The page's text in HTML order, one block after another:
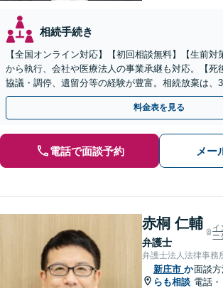
相続手続き
【全国オンライン対応】【初回相談無料】【生前対
から執行、会社や医療法人の事業承継も対応。【死
協議・調停、遺留分等の経験が豊富。相続放棄は、
があるため、お早めにご相談ください。【無料駐車
料金表を見る
電話で面談予約 メー
赤桐 仁輔
弁護士
イ
ー
弁護士法人法律事務
新庄市 か
らも相談
面談方
電話